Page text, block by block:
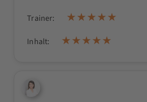
Trainer:
Inhalt: